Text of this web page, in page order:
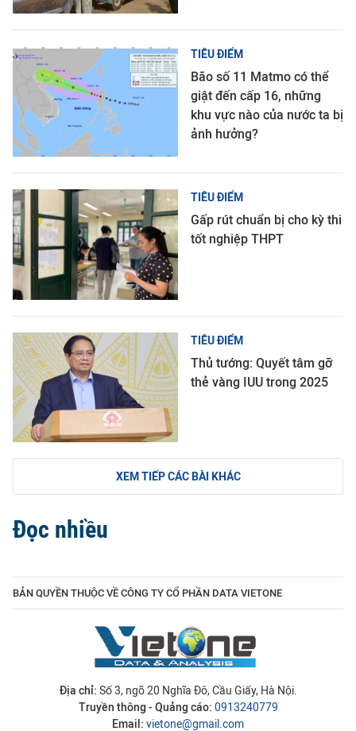
TIÊU ĐIỂM
Bão số 11 Matmo có thể
giật đến cấp 16, những
khu vực nào của nước ta bị
ảnh hưởng?
TIÊU ĐIỂM
Gấp rút chuẩn bị cho kỳ thi
tốt nghiệp THPT
TIÊU ĐIỂM
Thủ tướng: Quyết tâm gỡ
thẻ vàng IUU trong 2025
XEM TIẾP CÁC BÀI KHÁC
Đọc nhiều
BẢN QUYỀN THUỘC VỀ CÔNG TY CỔ PHẦN DATA VIETONE
Địa chỉ: Số 3, ngõ 20 Nghĩa Đô, Cầu Giấy, Hà Nội.
Truyền thông - Quảng cáo: 0913240779
Email: vietone@gmail.com